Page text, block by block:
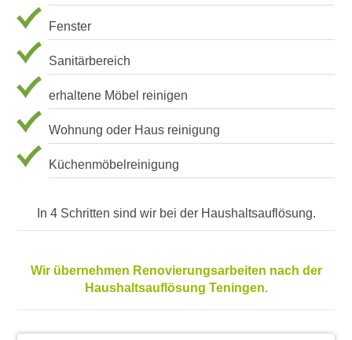
Fenster
Sanitärbereich
erhaltene Möbel reinigen
Wohnung oder Haus reinigung
Küchenmöbelreinigung
In 4 Schritten sind wir bei der Haushaltsauflösung.
Wir übernehmen Renovierungsarbeiten nach der
Haushaltsauflösung Teningen.